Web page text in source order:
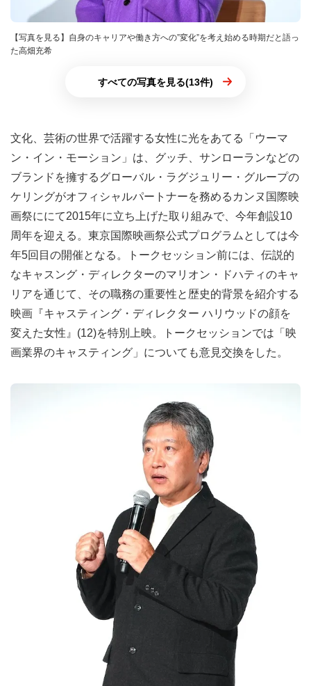
【写真を見る】自身のキャリアや働き方への”変化”を考え始める時期だと語っ
た高畑充希
すべての写真を見る(13件)
文化、芸術の世界で活躍する女性に光をあてる「ウーマ
ン・イン・モーション」は、グッチ、サンローランなどの
ブランドを擁するグローバル・ラグジュリー・グループの
ケリングがオフィシャルパートナーを務めるカンヌ国際映
画祭ににて2015年に立ち上げた取り組みで、今年創設10
周年を迎える。東京国際映画祭公式プログラムとしては今
年5回目の開催となる。トークセッション前には、伝説的
なキャスング・ディレクターのマリオン・ドハティのキャ
リアを通じて、その職務の重要性と歴史的背景を紹介する
映画『キャスティング・ディレクター ハリウッドの顔を
変えた女性』(12)を特別上映。トークセッションでは「映
画業界のキャスティング」についても意見交換をした。